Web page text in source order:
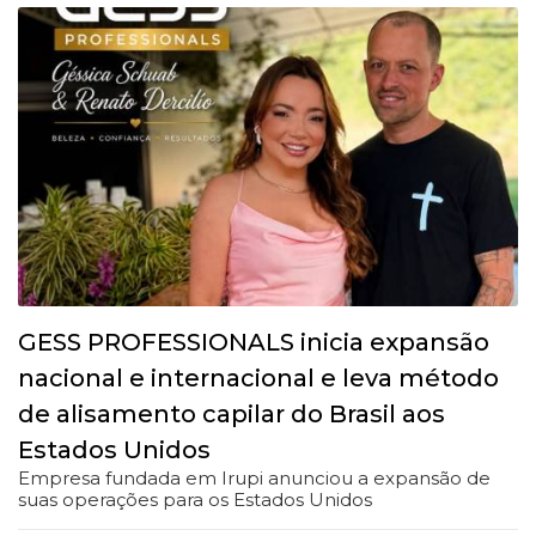
GESS PROFESSIONALS inicia expansão
nacional e internacional e leva método
de alisamento capilar do Brasil aos
Estados Unidos
Empresa fundada em Irupi anunciou a expansão de
suas operações para os Estados Unidos